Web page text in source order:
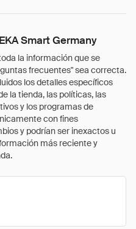
Smart Germany
la información que se
frecuentes" sea correcta.
los detalles específicos
la tienda, las políticas, las
y los programas de
con fines
y podrían ser inexactos u
más reciente y